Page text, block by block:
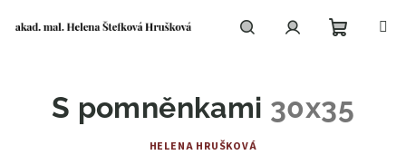
košík
S pomněnkami 30x35
HELENA HRUŠKOVÁ